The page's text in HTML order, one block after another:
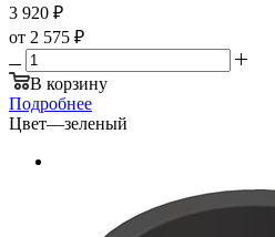
3 920 ₽
от 2 575 ₽
В корзину
Подробнее
Цвет—зеленый